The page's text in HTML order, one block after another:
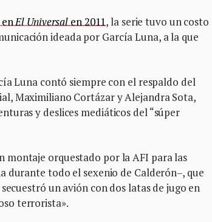
enEl Universalen 2011, la serie tuvo un costo
ideada por García Luna, a la que
Luna contó siempre con el respaldo del
Maximiliano Cortázar y Alejandra Sota,
y deslices mediáticos del “súper
montaje orquestado por la AFI para las
durante todo el sexenio de Calderón–, que
un avión con dos latas de jugo en
terrorista».